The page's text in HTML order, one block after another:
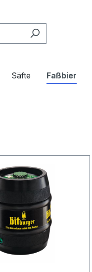
Säfte Faßbier